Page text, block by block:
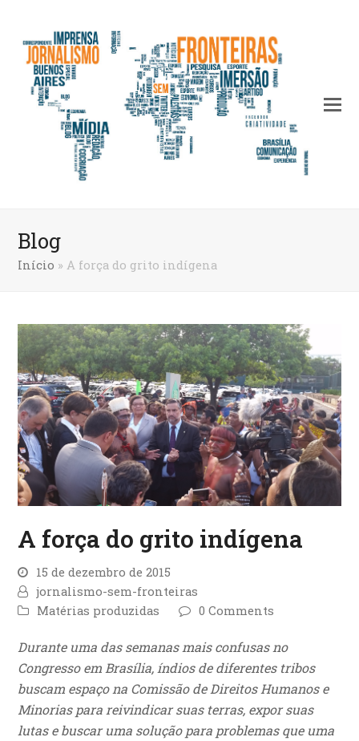
Blog
Início »A força do grito indígena
A força do grito indígena
15 de dezembro de 2015
jornalismo-sem-fronteiras
Matérias produzidas
0 Comments
Durante uma das semanas mais confusas no
Congresso em Brasília, índios de diferentes tribos
buscam espaço na Comissão de Direitos Humanos e
Minorias para reivindicar suas terras, expor suas
lutas e buscar uma solução para problemas que uma